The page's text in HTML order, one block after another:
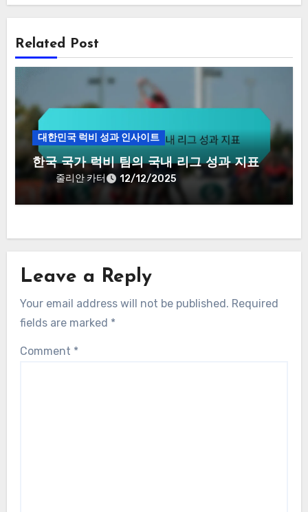
Related Post
대한민국 럭비 성과 인사이트
한국 국가 럭비 팀의 국내 리그 성과 지표
줄리안 카터 12/12/2025
Leave a Reply
Your email address will not be published. Required
fields are marked *
Comment *